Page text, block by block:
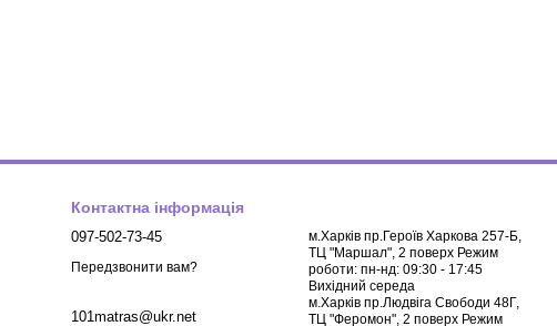
Контактна інформація
097-502-73-45
Передзвонити вам?
101matras@ukr.net
м.Харків пр.Героїв Харкова 257-Б,
ТЦ "Маршал", 2 поверх Режим
роботи: пн-нд: 09:30 - 17:45
Вихідний середа
м.Харків пр.Людвіга Свободи 48Г,
ТЦ "Феромон", 2 поверх Режим